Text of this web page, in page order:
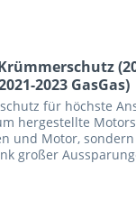
2023 GasGas)
für höchste
hergestellte
und Motor,
großer